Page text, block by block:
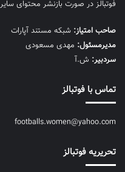
فوتبالز در صورت بازنشر محتوای
صاحب امتیاز: شبکه مستند آپارات
مديرمسئول: مهدی مسعودی
سردبیر: ش.آ
تماس با فوتبالز
footballs.women@yahoo.com
تحریریه فوتبالز